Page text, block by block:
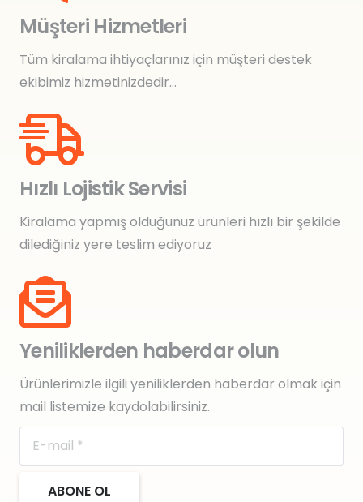
Müşteri Hizmetleri
Tüm kiralama ihtiyaçlarınız için müşteri destek
ekibimiz hizmetinizdedir…
Hızlı Lojistik Servisi
Kiralama yapmış olduğunuz ürünleri hızlı bir şekilde
dilediğiniz yere teslim ediyoruz
Yeniliklerden haberdar olun
Ürünlerimizle ilgili yeniliklerden haberdar olmak için
mail listemize kaydolabilirsiniz.
ABONE OL